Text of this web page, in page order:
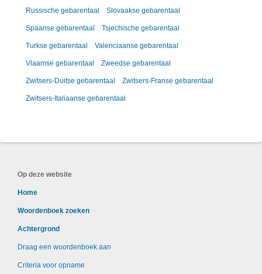
Russische gebarentaal Slovaakse gebarentaal
Spaanse gebarentaal Tsjechische gebarentaal
Turkse gebarentaal Valenciaanse gebarentaal
Vlaamse gebarentaal Zweedse gebarentaal
Zwitsers-Duitse gebarentaal Zwitsers-Franse gebarentaal
Zwitsers-Italiaanse gebarentaal
Op deze website
Home
Woordenboek zoeken
Achtergrond
Draag een woordenboek aan
Criteria voor opname